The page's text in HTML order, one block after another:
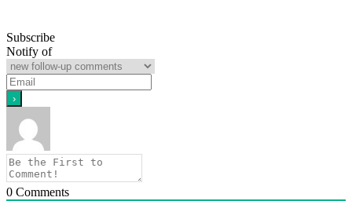
Subscribe
Notify of
0 Comments